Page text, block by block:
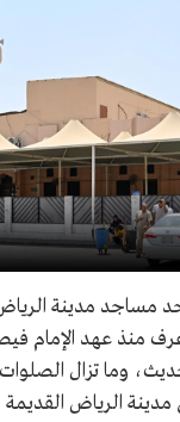
مساجد مدينة الرياض
منذ عهد الإمام
حديث، وما تزال
الرياض القديمة